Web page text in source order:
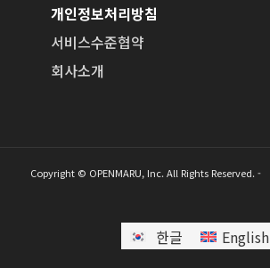
개인정보처리방침
서비스수준협약
회사소개
Copyright © OPENMARU, Inc. All Rights Reserved. -
한글 English